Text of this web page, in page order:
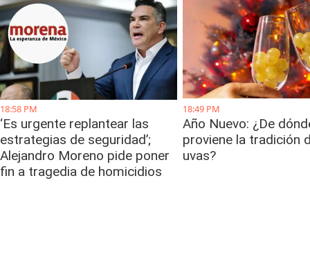
18:58 PM
‘Es urgente replantear las
estrategias de seguridad’;
Alejandro Moreno pide poner
fin a tragedia de homicidios
18:49 PM
Año Nuevo: ¿De
proviene la tradición
uvas?